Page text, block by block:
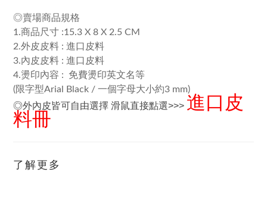
◎賣場商品規格
1.商品尺寸 :15.3 X 8 X 2.5 CM
2.外皮皮料 : 進口皮料
3.內皮皮料 : 進口皮料
4.燙印內容 : 免費燙印英文名等
(限字型Arial Black / 一個字母大小約3 mm)
◎外內皮皆可自由選擇 滑鼠直接點選>>> 進口皮
料冊
了解更多